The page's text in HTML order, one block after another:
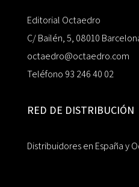
Editorial Octaedro
C/ Bailén, 5, 08010
octaedro@octaedro.com
Teléfono 93 246 40 02
RED DE DISTRIBUCIÓN
Distribuidores en España y